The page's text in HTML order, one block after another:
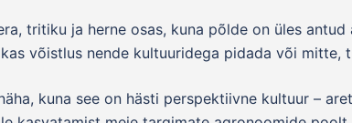
tritiku ja herne osas, kuna põlde on üles
võistlus nende kultuuridega pidada või mitte,
kuna see on hästi perspektiivne kultuur –